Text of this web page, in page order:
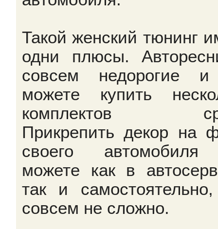
Такой женский тюнинг
одни плюсы.
совсем недорогие
можете купить
комплектов
Прикрепить декор на
своего
можете как в
так и
совсем не сложно.